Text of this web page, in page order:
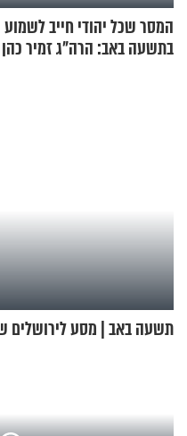
המסר שכל יהודי חייב לשמוע
בתשעה באב: הרה"ג זמיר כהן
תשעה באב | מסע לירושלים